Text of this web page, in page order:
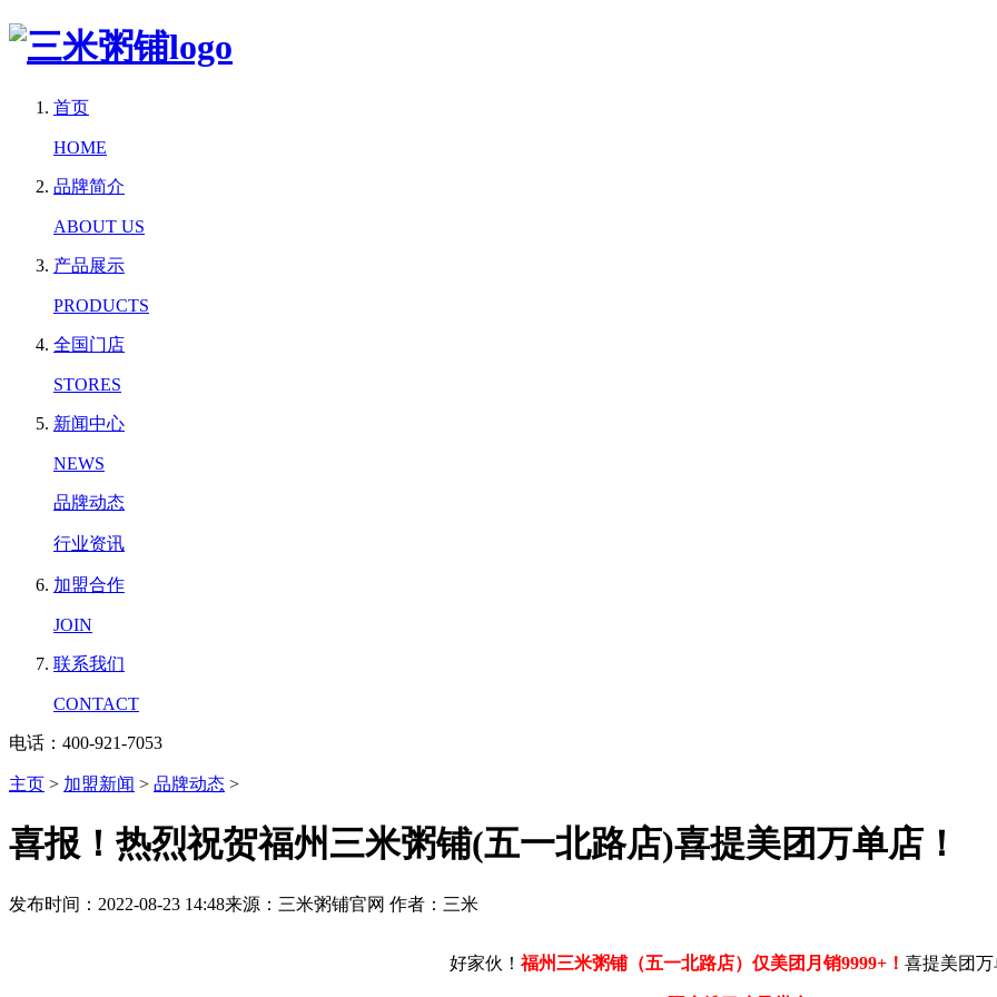
首页
HOME
品牌简介
ABOUT US
产品展示
PRODUCTS
全国门店
STORES
新闻中心
NEWS
品牌动态
行业资讯
加盟合作
JOIN
联系我们
CONTACT
电话：400-921-7053
主页 > 加盟新闻 > 品牌动态 >
喜报！热烈祝贺福州三米粥铺(五一北路店)喜提美团万单店！
发布时间：2022-08-23 14:48来源：三米粥铺官网 作者：三米
好家伙！福州三米粥铺（五一北路店）仅美团月销9999+！ 喜提美团